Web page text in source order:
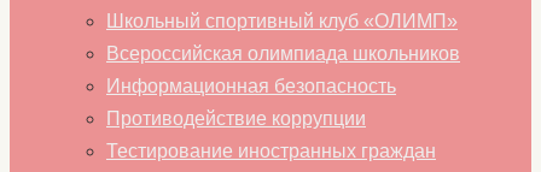
Школьный спортивный клуб «ОЛИМП»
Всероссийская олимпиада школьников
Информационная безопасность
Противодействие коррупции
Тестирование иностранных граждан